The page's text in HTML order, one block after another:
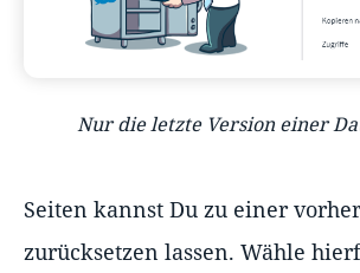
Nur die letzte Version einer
Seiten kannst Du zu einer
zurücksetzen lassen. Wähle